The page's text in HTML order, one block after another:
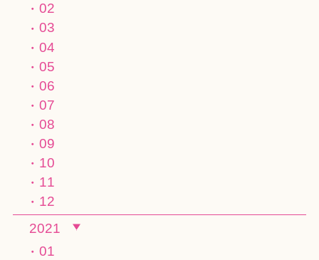
02
03
04
05
06
07
08
09
10
11
12
2021
01